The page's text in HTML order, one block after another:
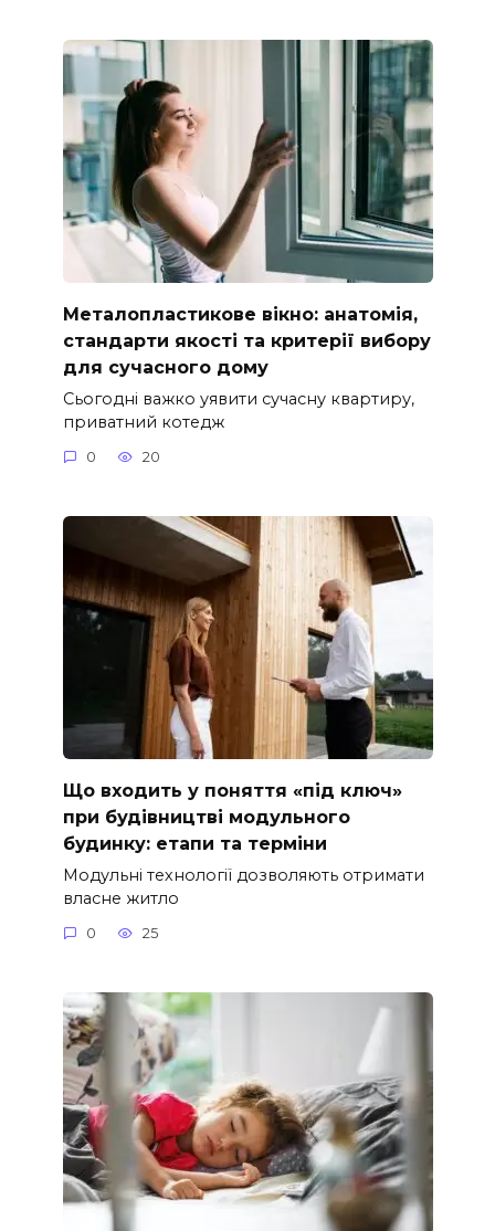
Металопластикове вікно: анатомія,
стандарти якості та критерії вибору
для сучасного дому
Сьогодні важко уявити сучасну квартиру,
приватний котедж
0 20
Що входить у поняття «під ключ»
при будівництві модульного
будинку: етапи та терміни
Модульні технології дозволяють отримати
власне житло
0 25